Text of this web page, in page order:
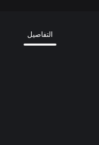
التفاصيل